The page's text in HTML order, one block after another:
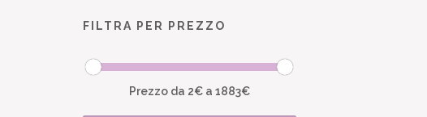
FILTRA PER PREZZO
Prezzo da 2€ a 1883€